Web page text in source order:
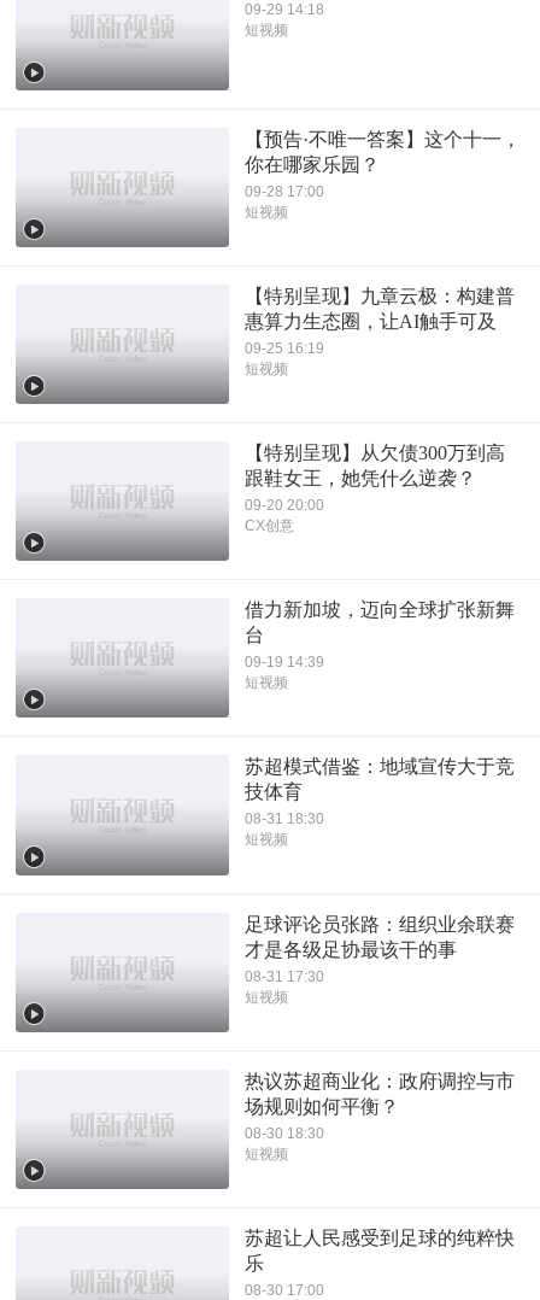
09-29 14:18
短视频
【预告·不唯一答案】这个十一，
你在哪家乐园？
09-28 17:00
短视频
【特别呈现】九章云极：构建普
惠算力生态圈，让AI触手可及
09-25 16:19
短视频
【特别呈现】从欠债300万到高
跟鞋女王，她凭什么逆袭？
09-20 20:00
CX创意
借力新加坡，迈向全球扩张新舞
台
09-19 14:39
短视频
苏超模式借鉴：地域宣传大于竞
技体育
08-31 18:30
短视频
足球评论员张路：组织业余联赛
才是各级足协最该干的事
08-31 17:30
短视频
热议苏超商业化：政府调控与市
场规则如何平衡？
08-30 18:30
短视频
苏超让人民感受到足球的纯粹快
乐
08-30 17:00